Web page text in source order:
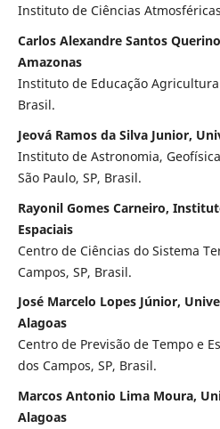
Instituto de Ciências
Carlos Alexandre Santos
Amazonas
Instituto de Educação
Brasil.
Jeová Ramos da Silva Junior,
Instituto de Astronomia,
São Paulo, SP, Brasil.
Rayonil Gomes Carneiro,
Espaciais
Centro de Ciências do Sistema
Campos, SP, Brasil.
José Marcelo Lopes Júnior,
Alagoas
Centro de Previsão de Tempo e
dos Campos, SP, Brasil.
Marcos Antonio Lima Moura,
Alagoas